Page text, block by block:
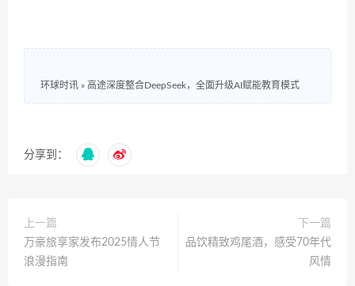
环球时讯 » 高途深度整合DeepSeek，全面升级AI赋能教育模式
分享到：
上一篇
万豪旅享家发布2025情人节
浪漫指南
下一篇
品饮精致鸡尾酒，感受70年代
风情